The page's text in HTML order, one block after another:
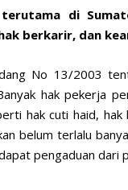
di
berkarir, dan
No 13/2003
hak pekerja
hak cuti haid,
belum terlalu
pengaduan